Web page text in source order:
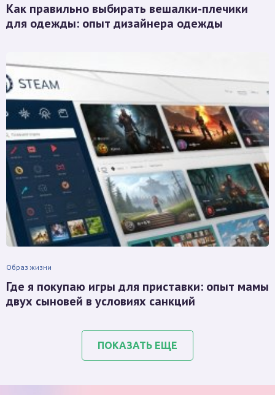
Как правильно выбирать вешалки-плечики
для одежды: опыт дизайнера одежды
Образ жизни
Где я покупаю игры для приставки: опыт мамы
двух сыновей в условиях санкций
ПОКАЗАТЬ ЕЩЕ